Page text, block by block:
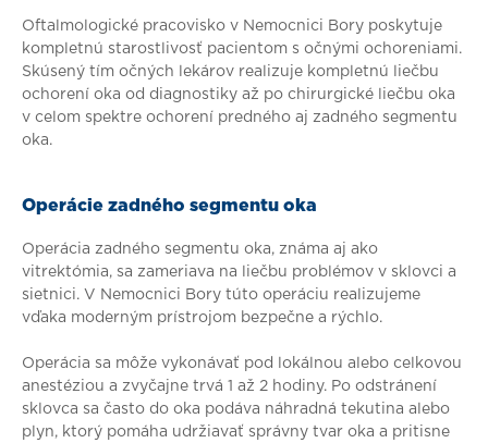
Oftalmologické pracovisko v Nemocnici Bory poskytuje
kompletnú starostlivosť pacientom s očnými ochoreniami.
Skúsený tím očných lekárov realizuje kompletnú liečbu
ochorení oka od diagnostiky až po chirurgické liečbu oka
v celom spektre ochorení predného aj zadného segmentu
oka.
Operácie zadného segmentu oka
Operácia zadného segmentu oka, známa aj ako
vitrektómia, sa zameriava na liečbu problémov v sklovci a
sietnici. V Nemocnici Bory túto operáciu realizujeme
vďaka moderným prístrojom bezpečne a rýchlo.
Operácia sa môže vykonávať pod lokálnou alebo celkovou
anestéziou a zvyčajne trvá 1 až 2 hodiny. Po odstránení
sklovca sa často do oka podáva náhradná tekutina alebo
plyn, ktorý pomáha udržiavať správny tvar oka a pritisne